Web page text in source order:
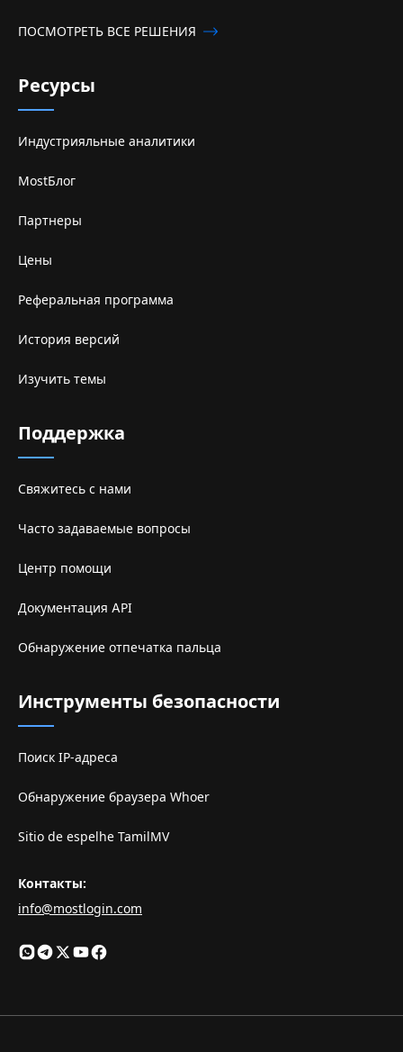
ПОСМОТРЕТЬ ВСЕ РЕШЕНИЯ
Ресурсы
Индустрияльные аналитики
MostБлог
Партнеры
Цены
Реферальная программа
История версий
Изучить темы
Поддержка
Свяжитесь с нами
Часто задаваемые вопросы
Центр помощи
Документация API
Обнаружение отпечатка пальца
Инструменты безопасности
Поиск IP-адреса
Обнаружение браузера Whoer
Sitio de espelhe TamilMV
Контакты:
info@mostlogin.com